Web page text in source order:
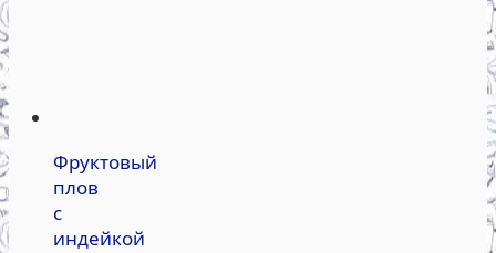
Фруктовый
плов
с
индейкой